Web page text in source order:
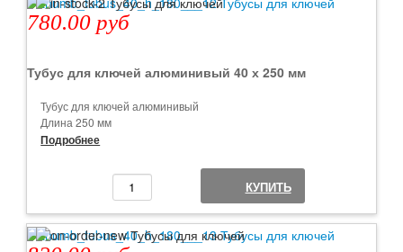
780.00 руб
Тубус для ключей алюминивый 40 х 250 мм
Тубус для ключей алюминивый
Длина 250 мм
Диаметр 40 мм
Есть отверстия для пломбы
Минимальный заказ от 1 шт
Подробнее
КУПИТЬ